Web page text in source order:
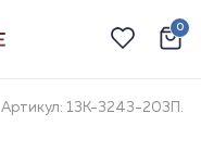
0
Артикул: 13К-3243-203П.